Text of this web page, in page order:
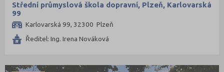
Střední průmyslová škola dopravní, Plzeň, Karlovarská
99
Karlovarská 99, 32300 Plzeň
Ředitel: Ing. Irena Nováková